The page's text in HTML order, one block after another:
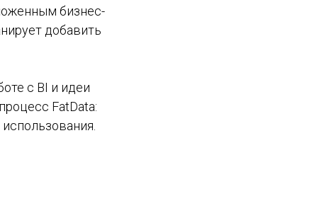
бизнес-
добавить
с BI и идеи
FatData: